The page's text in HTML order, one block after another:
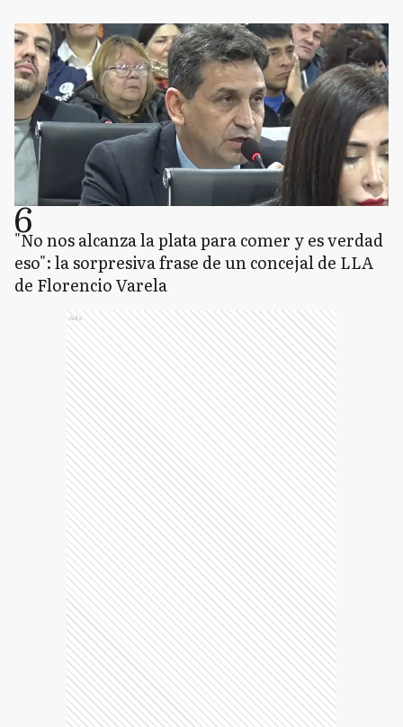
6
"No nos alcanza la plata para comer y es verdad
eso": la sorpresiva frase de un concejal de LLA
de Florencio Varela
Ads